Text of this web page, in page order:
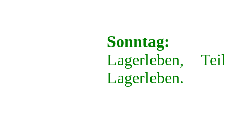
Sonntag:
Lagerleben,
Lagerleben.